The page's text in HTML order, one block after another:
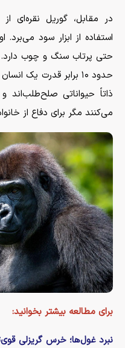
در مقابل، گوریل نقره‌ای
استفاده از ابزار سود می‌برد.
حتی پرتاب سنگ و چوب دارد.
حدود ۱۰ برابر قدرت یک
ذاتاً حیواناتی صلح‌طلب‌اند
می‌کنند مگر برای دفاع از
برای مطالعه بیشتر بخوانید:
نبرد غول‌ها؛ خرس گریزلی